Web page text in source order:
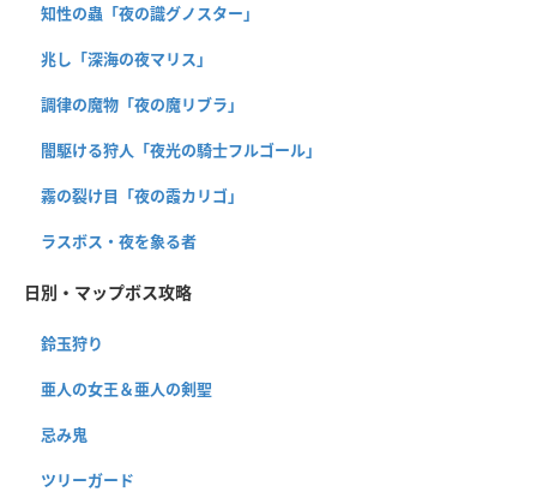
知性の蟲「夜の識グノスター」
兆し「深海の夜マリス」
調律の魔物「夜の魔リブラ」
闇駆ける狩人「夜光の騎士フルゴール」
霧の裂け目「夜の霞カリゴ」
ラスボス・夜を象る者
日別・マップボス攻略
鈴玉狩り
亜人の女王＆亜人の剣聖
忌み鬼
ツリーガード